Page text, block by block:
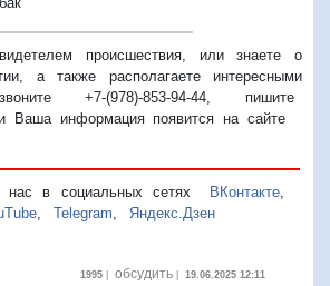
происшествия, или знаете о
а также располагаете интересными
+7-(978)-853-94-44, пишите
Ваша информация появится на сайте
нас в социальных сетях ВКонтакте,
, Telegram, Яндекс.Дзен
1995| обсудить| 19.06.2025 12:11